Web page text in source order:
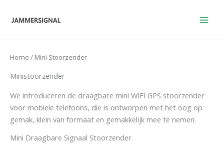
naar
Home / Mini Stoorzender
Ministoorzender
We introduceren de draagbare mini WIFI GPS stoorzender
voor mobiele telefoons, die is ontworpen met het oog op
gemak, klein van formaat en gemakkelijk mee te nemen.
Mini Draagbare Signaal Stoorzender